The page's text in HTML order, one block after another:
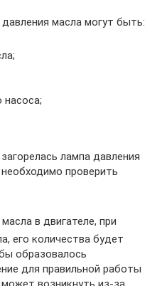
масла могут быть:
насоса;
лампа давления
проверить
в двигателе, при
его количества будет
образовалось
для правильной работы